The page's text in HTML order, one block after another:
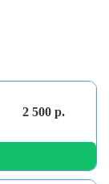
2 500 р.